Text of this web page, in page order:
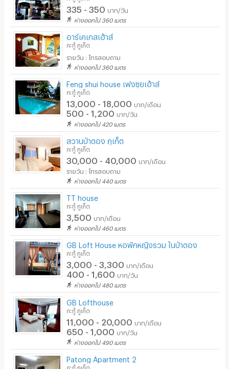
335 - 350 บาท/วัน
ห่างออกไป 360 เมตร
อาร์เคเกสเฮ้าส์
กะทู้ ภูเก็ต
รายวัน : โทรสอบถาม
ห่างออกไป 360 เมตร
Feng shui house เฟงซุยเฮ้าส์
กะทู้ ภูเก็ต
13,000 - 18,000 บาท/เดือน
500 - 1,200 บาท/วัน
ห่างออกไป 420 เมตร
สวานป่าตอง ภูเก็ต
กะทู้ ภูเก็ต
30,000 - 40,000 บาท/เดือน
รายวัน : โทรสอบถาม
ห่างออกไป 440 เมตร
TT house
กะทู้ ภูเก็ต
3,500 บาท/เดือน
ห่างออกไป 460 เมตร
GB Loft House หอพักหญิงรวม ในป่าตอง
กะทู้ ภูเก็ต
3,000 - 3,300 บาท/เดือน
400 - 1,600 บาท/วัน
ห่างออกไป 480 เมตร
GB Lofthouse
กะทู้ ภูเก็ต
11,000 - 20,000 บาท/เดือน
650 - 1,000 บาท/วัน
ห่างออกไป 490 เมตร
Patong Apartment 2
กะทู้ ภูเก็ต